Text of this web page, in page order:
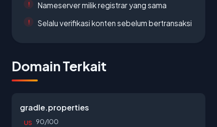
Nameserver milik registrar yang sama
Selalu verifikasi konten sebelum bertransaksi
Domain Terkait
gradle.properties
US 90/100